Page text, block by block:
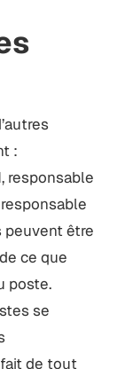
:
responsable
peuvent être
ce que
poste.
se
de tout